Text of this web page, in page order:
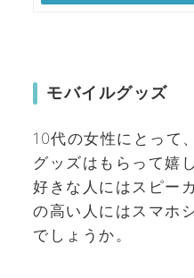
モバイルグッズ
10代の女性にとって
グッズはもらって嬉
好きな人にはスピー
の高い人にはスマホ
でしょうか。